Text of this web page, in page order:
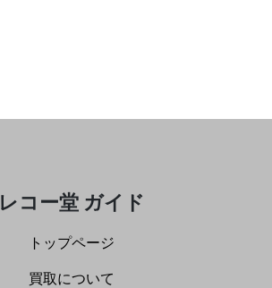
レコー堂 ガイド
トップページ
買取について